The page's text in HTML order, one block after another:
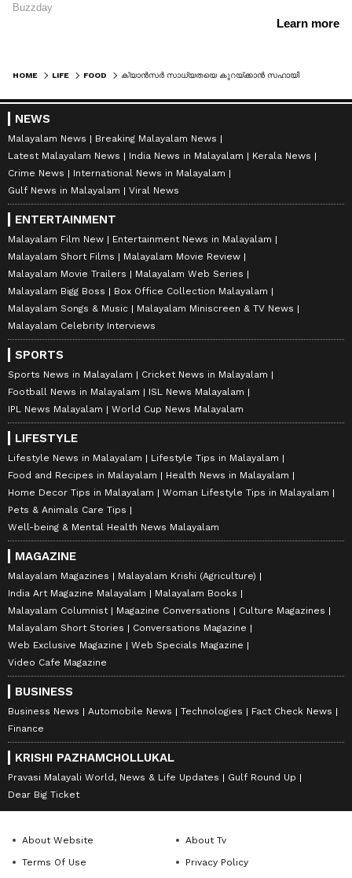
HOME LIFE FOOD
NEWS
Malayalam News
Breaking Malayalam News
Latest Malayalam News
India News in Malayalam
Kerala News
Crime News
International News in Malayalam
Gulf News in Malayalam
Viral News
ENTERTAINMENT
Malayalam Film New
Entertainment News in Malayalam
Malayalam Short Films
Malayalam Movie Review
Malayalam Movie Trailers
Malayalam Web Series
Malayalam Bigg Boss
Box Office Collection Malayalam
Malayalam Songs & Music
Malayalam Miniscreen & TV News
Malayalam Celebrity Interviews
SPORTS
Sports News in Malayalam
Cricket News in Malayalam
Football News in Malayalam
ISL News Malayalam
IPL News Malayalam
World Cup News Malayalam
LIFESTYLE
Lifestyle News in Malayalam
Lifestyle Tips in Malayalam
Food and Recipes in Malayalam
Health News in Malayalam
Home Decor Tips in Malayalam
Woman Lifestyle Tips in Malayalam
Pets & Animals Care Tips
Well-being & Mental Health News Malayalam
MAGAZINE
Malayalam Magazines
Malayalam Krishi (Agriculture)
India Art Magazine Malayalam
Malayalam Books
Malayalam Columnist
Magazine Conversations
Culture Magazines
Malayalam Short Stories
Conversations Magazine
Web Exclusive Magazine
Web Specials Magazine
Video Cafe Magazine
BUSINESS
Business News Automobile News Technologies
Fact Check News
Finance
KRISHI PAZHAMCHOLLUKAL
Pravasi Malayali World, News & Life Updates
Gulf Round Up
Dear Big Ticket
About Website
About Tv
Terms Of Use
Privacy Policy